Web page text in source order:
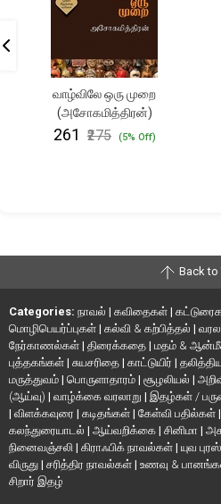
வாழ்விலே ஒரு முறை
(அசோகமித்திரன்)
₹261 ₹275 (5% Off)
Back to
Categories: நாவல் | கவிதைகள் |
மொழிபெயர்ப்புகள் | கல்வி & கற்பித்தல் |
நேர்காணல்கள் | திரைக்கதை | மதம் &
புத்தகங்கள் | சுயசரிதை | காட்டுயிர் |
மருத்துவம் | பொருளாதாரம் | சூழலியல் |
(ஆய்வு) | வாழ்க்கை வரலாறு | இதழ்கள் /
| விளக்கவுரை | கடிதங்கள் | கேள்வி பதில்கள் |
கலந்துரையாடல் | ஆய்வறிக்கை | சினிமா |
நினைவஞ்சலி | கிராஃபிக் நாவல்கள் | யுவ
விருது | சரித்திர நாவல்கள் | உணவு &
சிறார் இதழ்